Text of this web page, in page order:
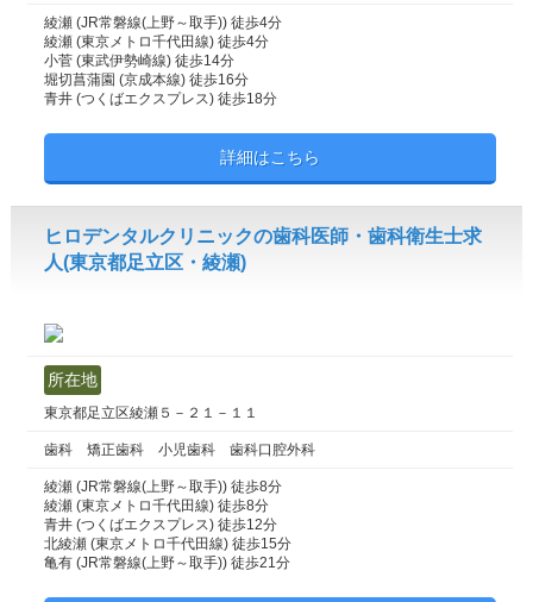
綾瀬 (JR常磐線(上野～取手)) 徒歩4分
綾瀬 (東京メトロ千代田線) 徒歩4分
小菅 (東武伊勢崎線) 徒歩14分
堀切菖蒲園 (京成本線) 徒歩16分
青井 (つくばエクスプレス) 徒歩18分
詳細はこちら
ヒロデンタルクリニックの歯科医師・歯科衛生士求
人(東京都足立区・綾瀬)
所在地
東京都足立区綾瀬５－２１－１１
歯科 矯正歯科 小児歯科 歯科口腔外科
綾瀬 (JR常磐線(上野～取手)) 徒歩8分
綾瀬 (東京メトロ千代田線) 徒歩8分
青井 (つくばエクスプレス) 徒歩12分
北綾瀬 (東京メトロ千代田線) 徒歩15分
亀有 (JR常磐線(上野～取手)) 徒歩21分